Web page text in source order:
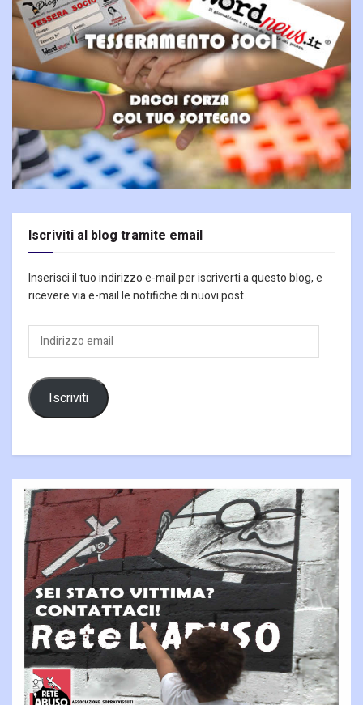
Iscriviti al blog tramite email
Inserisci il tuo indirizzo e-mail per iscriverti a questo blog, e
ricevere via e-mail le notifiche di nuovi post.
Indirizzo
email
Iscriviti